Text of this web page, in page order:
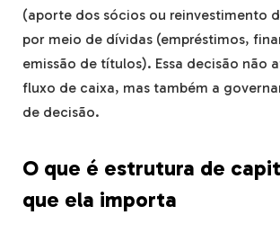
(aporte dos sócios ou reinvestimento
por meio de dívidas (empréstimos,
emissão de títulos). Essa decisão não
fluxo de caixa, mas também a
de decisão.
O que é estrutura de
que ela importa